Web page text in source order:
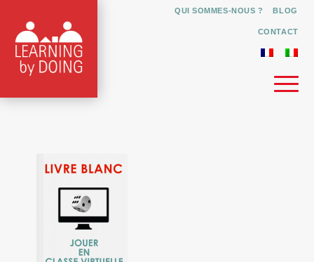
QUI SOMMES-NOUS ? BLOG
CONTACT